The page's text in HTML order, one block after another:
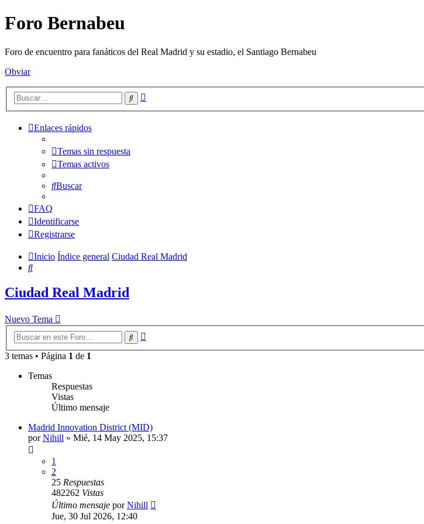
Foro Bernabeu
Foro de encuentro para fanáticos del Real Madrid y su estadio, el Santiago Bernabeu
Obviar
Buscar
Enlaces rápidos
Temas sin respuesta
Temas activos
Buscar
FAQ
Identificarse
Registrarse
Inicio Índice general Ciudad Real Madrid
Buscar
Ciudad Real Madrid
Nuevo Tema
Buscar
3 temas • Página 1 de 1
Temas
Respuestas
Vistas
Último mensaje
Madrid Innovation District (MID)
porNihill » Mié, 14 May 2025, 15:37
1
2
25 Respuestas
482262 Vistas
Último mensaje porNihill
Jue, 30 Jul 2026, 12:40